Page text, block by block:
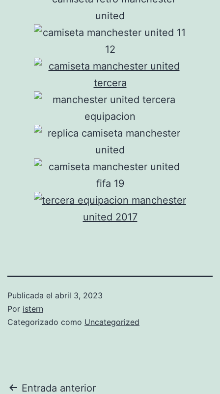
Publicada el abril 3, 2023
Por istern
Categorizado como Uncategorized
Entrada anterior